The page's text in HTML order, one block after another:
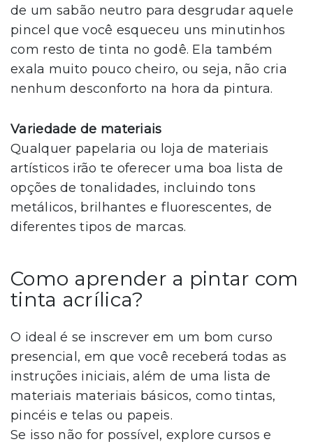
de um sabão neutro para desgrudar aquele
pincel que você esqueceu uns minutinhos
com resto de tinta no godê. Ela também
exala muito pouco cheiro, ou seja, não cria
nenhum desconforto na hora da pintura.
Variedade de materiais
Qualquer papelaria ou loja de materiais
artísticos irão te oferecer uma boa lista de
opções de tonalidades, incluindo tons
metálicos, brilhantes e fluorescentes, de
diferentes tipos de marcas.
Como aprender a pintar com
tinta acrílica?
O ideal é se inscrever em um bom curso
presencial, em que você receberá todas as
instruções iniciais, além de uma lista de
materiais materiais básicos, como tintas,
pincéis e telas ou papeis.
Se isso não for possível, explore cursos e